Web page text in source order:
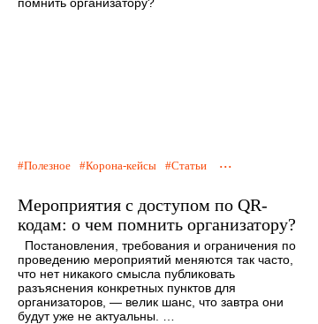
Полезное Корона-кейсы Статьи ...
Мероприятия с доступом по QR-
кодам: о чем помнить организатору?
Постановления, требования и ограничения по
проведению мероприятий меняются так часто,
что нет никакого смысла публиковать
разъяснения конкретных пунктов для
организаторов, — велик шанс, что завтра они
будут уже не актуальны. …